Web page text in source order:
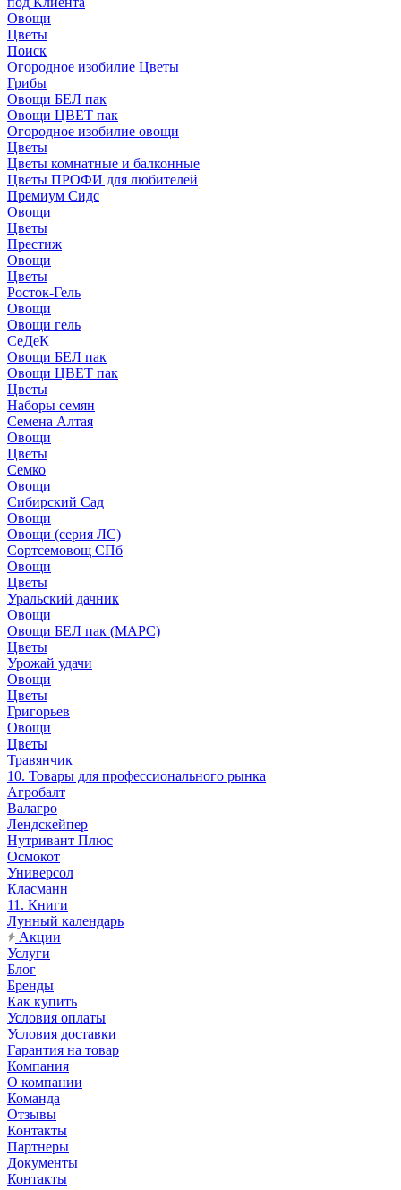
Овощи
Цветы
Поиск
Огородное изобилие Цветы
Грибы
Овощи БЕЛ пак
Овощи ЦВЕТ пак
Огородное изобилие овощи
Цветы
Цветы комнатные и балконные
Цветы ПРОФИ для любителей
Премиум Сидс
Овощи
Цветы
Престиж
Овощи
Цветы
Росток-Гель
Овощи
Овощи гель
СеДеК
Овощи БЕЛ пак
Овощи ЦВЕТ пак
Цветы
Наборы семян
Семена Алтая
Овощи
Цветы
Семко
Овощи
Сибирский Сад
Овощи
Овощи (серия ЛС)
Сортсемовощ СПб
Овощи
Цветы
Уральский дачник
Овощи
Овощи БЕЛ пак (МАРС)
Цветы
Урожай удачи
Овощи
Цветы
Григорьев
Овощи
Цветы
Травянчик
10. Товары для профессионального рынка
Агробалт
Валагро
Лендскейпер
Нутривант Плюс
Осмокот
Универсол
Класманн
11. Книги
Лунный календарь
Акции
Услуги
Блог
Бренды
Как купить
Условия оплаты
Условия доставки
Гарантия на товар
Компания
О компании
Команда
Отзывы
Контакты
Партнеры
Документы
Контакты